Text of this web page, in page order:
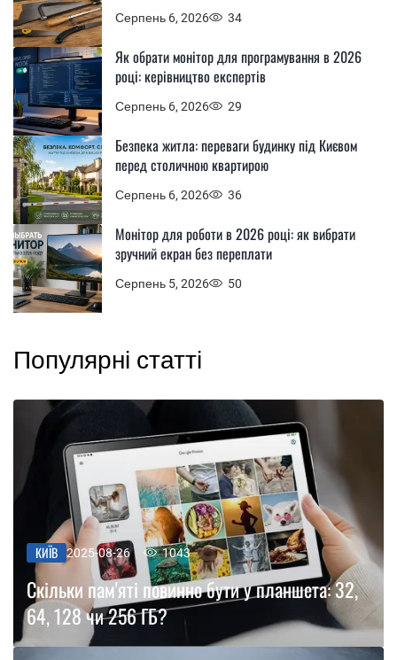
Серпень 6, 2026 34
Серпень 6, 2026 29
Як обрати монітор для програмування в 2026
році: керівництво експертів
Серпень 6, 2026 36
Безпека житла: переваги будинку під Києвом
перед столичною квартирою
Серпень 5, 2026 50
Монітор для роботи в 2026 році: як вибрати
зручний екран без переплати
Популярні статті
КИЇВ 2025-08-26 1043
Скільки пам'яті повинно бути у планшета: 32,
64, 128 чи 256 ГБ?